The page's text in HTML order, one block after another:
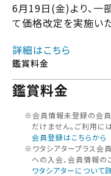
6月19日(金)より、一
て価格改定を実施いた
詳細はこちら
鑑賞料金
鑑賞料金
※会員情報未登録の会員
だけません。ご利⽤に
会員登録はこちらから
※ワタシアタープラス会
への入会、会員情報の
ワタシアターについて